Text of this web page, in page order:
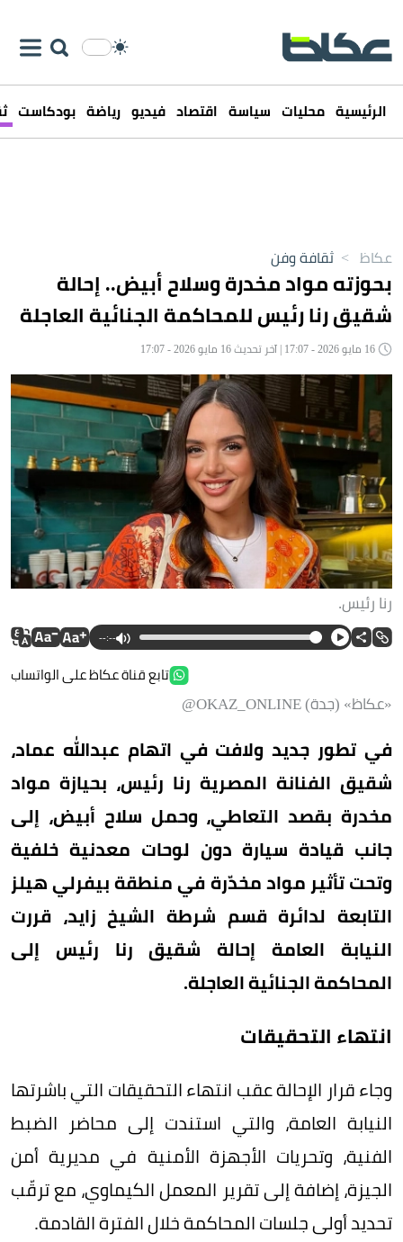
الرئيسية محليات سياسة اقتصاد فيديو رياضة بودكاست
عكاظ > ثقافة وفن
بحوزته مواد مخدرة وسلاح أبيض.. إحالة
شقيق رنا رئيس للمحاكمة الجنائية العاجلة
رنا رئيس.
--:--
تابع قناة عكاظ على الواتساب
«عكاظ» (جدة) OKAZ_ONLINE@
في تطور جديد ولافت في اتهام عبدالله عماد،
شقيق الفنانة المصرية رنا رئيس، بحيازة مواد
مخدرة بقصد التعاطي، وحمل سلاح أبيض، إلى
جانب قيادة سيارة دون لوحات معدنية خلفية
وتحت تأثير مواد مخدّرة في منطقة بيفرلي هيلز
التابعة لدائرة قسم شرطة الشيخ زايد، قررت
النيابة العامة إحالة شقيق رنا رئيس إلى
المحاكمة الجنائية العاجلة.
انتهاء التحقيقات
وجاء قرار الإحالة عقب انتهاء التحقيقات التي باشرتها
النيابة العامة، والتي استندت إلى محاضر الضبط
الفنية، وتحريات الأجهزة الأمنية في مديرية أمن
الجيزة، إضافة إلى تقرير المعمل الكيماوي، مع ترقّب
تحديد أولى جلسات المحاكمة خلال الفترة القادمة.